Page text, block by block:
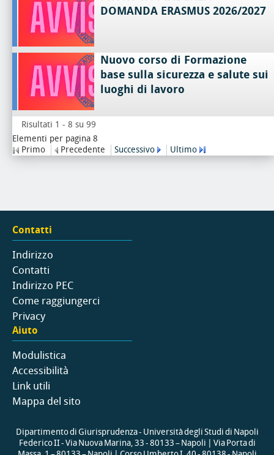
DOMANDA ERASMUS 2026/2027
Nuovo corso di Formazione
base sulla sicurezza e salute sui
luoghi di lavoro
Risultati 1 - 8 su 99
Elementi per pagina 8
Primo
Precedente Successivo Ultimo
Contatti
Indirizzo
Contatti
Indirizzo PEC
Come raggiungerci
Privacy
Aiuto
Modulistica
Accessibilità
Link utili
Mappa del sito
Dipartimento di Giurisprudenza - Università degli Studi di Napoli
Federico II - Via Nuova Marina, 33 - 80133 – Napoli | Via Porta di